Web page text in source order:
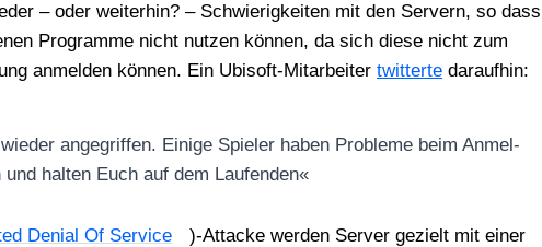
– oder wei­ter­hin? – Schwie­rig­kei­ten mit den Ser­vern, so dass
Pro­gram­me nicht nut­zen kön­nen, da sich die­se nicht zum
anmel­den kön­nen. Ein Ubi­s­oft-Mit­ar­bei­ter twit­ter­te dar­auf­hin:
ange­grif­fen. Eini­ge Spie­ler haben Pro­ble­me beim Anmel­
hal­ten Euch auf dem Lau­fen­den«
Deni­al Of Ser­vice
)-Atta­cke wer­den Ser­ver gezielt mit einer